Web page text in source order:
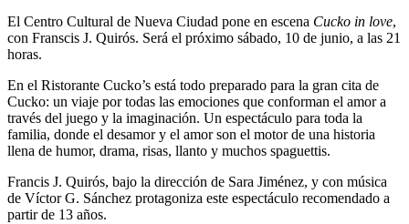
El Centro Cultural de Nueva Ciudad pone en escena Cucko in love,
con Franscis J. Quirós. Será el próximo sábado, 10 de junio, a las 21
horas.
En el Ristorante Cucko’s está todo preparado para la gran cita de
Cucko: un viaje por todas las emociones que conforman el amor a
través del juego y la imaginación. Un espectáculo para toda la
familia, donde el desamor y el amor son el motor de una historia
llena de humor, drama, risas, llanto y muchos spaguettis.
Francis J. Quirós, bajo la dirección de Sara Jiménez, y con música
de Víctor G. Sánchez protagoniza este espectáculo recomendado a
partir de 13 años.